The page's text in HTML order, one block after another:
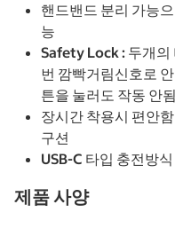
핸드밴드 분리 가능
능
Safety Lock : 두개의
번 깜빡거림신호로
튼을 눌러도 작동 안됨
장시간 착용시 편안
구션
USB-C 타입 충전방
제품 사양